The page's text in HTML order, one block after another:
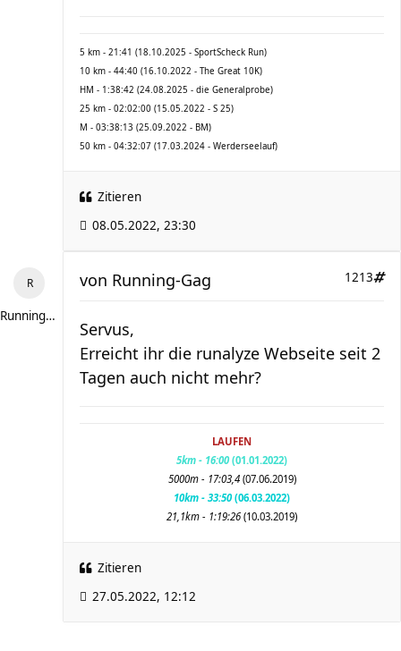
5 km - 21:41 (18.10.2025 - SportScheck Run)
10 km - 44:40 (16.10.2022 - The Great 10K)
HM - 1:38:42 (24.08.2025 - die Generalprobe)
25 km - 02:02:00 (15.05.2022 - S 25)
M - 03:38:13 (25.09.2022 - BM)
50 km - 04:32:07 (17.03.2024 - Werderseelauf)
Zitieren
08.05.2022, 23:30
Running-Gag
1213
von Running-Gag
Servus,
Erreicht ihr die runalyze Webseite seit 2
Tagen auch nicht mehr?
LAUFEN
5km - 16:00 (01.01.2022)
5000m - 17:03,4 (07.06.2019)
10km - 33:50(06.03.2022)
21,1km - 1:19:26 (10.03.2019)
Zitieren
27.05.2022, 12:12